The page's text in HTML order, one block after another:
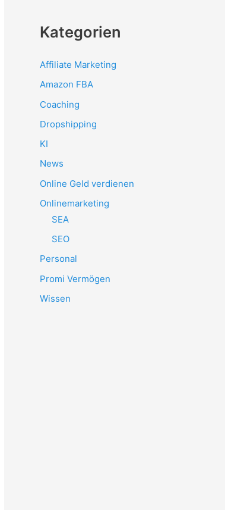
Kategorien
Affiliate Marketing
Amazon FBA
Coaching
Dropshipping
KI
News
Online Geld verdienen
Onlinemarketing
SEA
SEO
Personal
Promi Vermögen
Wissen